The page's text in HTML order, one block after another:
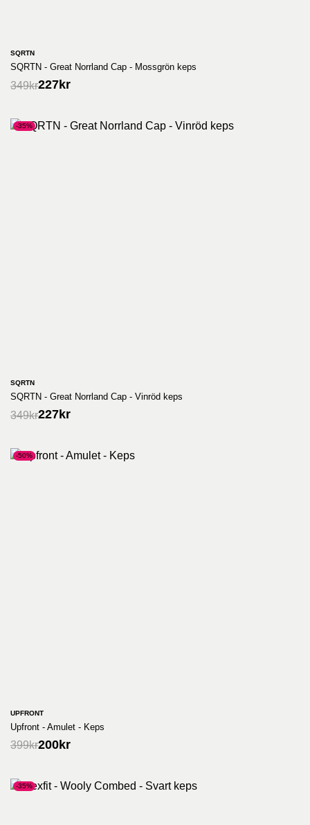
SQRTN
SQRTN - Great Norrland Cap - Mossgrön keps
349kr227kr
-35%
SQRTN
SQRTN - Great Norrland Cap - Vinröd keps
349kr227kr
-50%
UPFRONT
Upfront - Amulet - Keps
399kr200kr
-35%